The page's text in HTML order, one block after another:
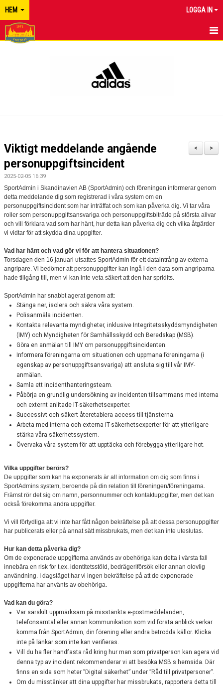
HEM LOGGA IN
>
<
Viktigt meddelande angående
personuppgiftsincident
2025-02-05 16:39
SportAdmin i Skandinavien AB (SportAdmin) och föreningen informerar genom
detta meddelande dig som registrerad i våra system om en
personuppgiftsincident som har inträffat och som kan påverka dig. Vi tar våra
roller som personuppgiftsansvariga och personuppgiftsbiträde på största allvar
och vill förklara vad som har hänt, hur detta kan påverka dig och vilka åtgärder
vi vidtar för att skydda dina uppgifter.
Vad har hänt och vad gör vi för att hantera situationen?
Torsdagen den 16 januari utsattes SportAdmin för ett dataintrång av externa
angripare. Vi bedömer att personuppgifter kan ingå i den data som angriparna
hade tillgång till, men vi kan inte veta säkert att den har spridits.
SportAdmin har snabbt agerat genom att:
Stänga ner, isolera och säkra våra system.
Polisanmäla incidenten.
Kontakta relevanta myndigheter, inklusive Integritetsskyddsmyndigheten
(IMY) och Myndigheten för Samhällsskydd och Beredskap (MSB).
Göra en anmälan till IMY om personuppgiftsincidenten.
Informera föreningarna om situationen och uppmana föreningarna (i
egenskap av personuppgiftsansvariga) att ansluta sig till vår IMY-
anmälan.
Samla ett incidenthanteringsteam.
Påbörja en grundlig undersökning av incidenten tillsammans med interna
och externt anlitade IT-säkerhetsexperter.
Successivt och säkert återetablera access till tjänsterna.
Arbeta med interna och externa IT-säkerhetsexperter för att ytterligare
stärka våra säkerhetssystem.
Övervaka våra system för att upptäcka och förebygga ytterligare hot.
Vilka uppgifter berörs?
De uppgifter som kan ha exponerats är all information om dig som finns i
SportAdmins system, beroende på din relation till föreningen/föreningarna.
Främst rör det sig om namn, personnummer och kontaktuppgifter, men det kan
också förekomma andra uppgifter.
Vi vill förtydliga att vi inte har fått någon bekräftelse på att dessa personuppgifter
har publicerats eller på annat sätt missbrukats, men det kan inte uteslutas.
Hur kan detta påverka dig?
Om de exponerade uppgifterna används av obehöriga kan detta i värsta fall
innebära en risk för t.ex. identitetsstöld, bedrägeriförsök eller annan olovlig
användning. I dagsläget har vi ingen bekräftelse på att de exponerade
uppgifterna har använts av obehöriga.
Vad kan du göra?
Var särskilt uppmärksam på misstänkta e-postmeddelanden,
telefonsamtal eller annan kommunikation som vid första anblick verkar
komma från SportAdmin, din förening eller andra betrodda källor. Klicka
inte på länkar som inte kan verifieras.
Vill du ha fler handfasta råd kring hur man som privatperson kan agera vid
denna typ av incident rekommenderar vi att besöka MSB:s hemsida. Där
finns en sida som heter ”Digital säkerhet” under ”Råd till privatpersoner”.
Om du misstänker att dina uppgifter har missbrukats, rapportera detta till